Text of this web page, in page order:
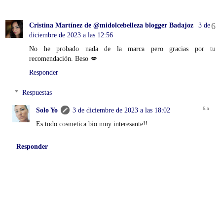
Cristina Martínez de @midolcebelleza blogger Badajoz
3 de
diciembre de 2023 a las 12:56
No he probado nada de la marca pero gracias por tu
recomendación. Beso 💋
Responder
Respuestas
Solo Yo
3 de diciembre de 2023 a las 18:02
Es todo cosmetica bio muy interesante!!
Responder